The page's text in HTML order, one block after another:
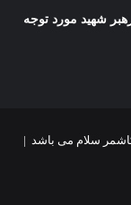
شهید مورد توجه